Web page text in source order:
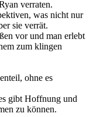
verraten.
was nicht nur
sie verrät.
vor und man erlebt
zum klingen
ohne es
gibt Hoffnung und
zu können.